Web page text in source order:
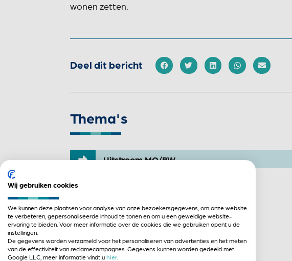
wonen zetten.
Deel dit bericht
Thema's
Uitstroom MO/BW
Onze experts
Wij gebruiken cookies
We kunnen deze plaatsen voor analyse van onze bezoekersgegevens, om onze website
te verbeteren, gepersonaliseerde inhoud te tonen en om u een geweldige website-
ervaring te bieden. Voor meer informatie over de cookies die we gebruiken opent u de
instellingen.
De gegevens worden verzameld voor het personaliseren van advertenties en het meten
van de effectiviteit van reclamecampagnes. Gegevens kunnen worden gedeeld met
Google LLC, meer informatie vindt u hier.